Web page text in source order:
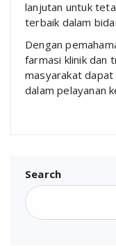
lanjutan untuk
terbaik dalam
Dengan
farmasi klinik dan
masyarakat
dalam pelayanan
Search